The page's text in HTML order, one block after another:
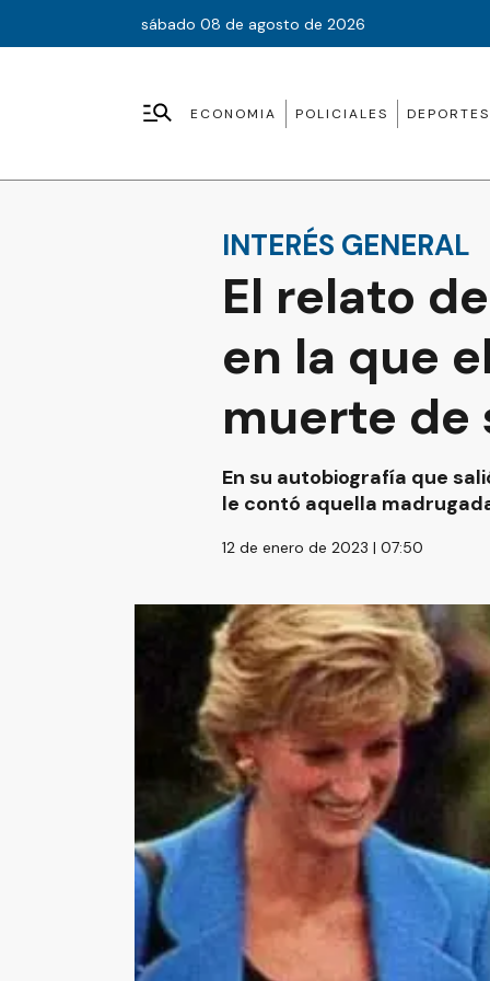
sábado 08 de agosto de 2026
ECONOMIA POLICIALES DEPORTES
INTERÉS GENERAL
El relato
en la que
muerte de
En su autobiografía que
le contó aquella
12 de enero de 2023 | 07:50